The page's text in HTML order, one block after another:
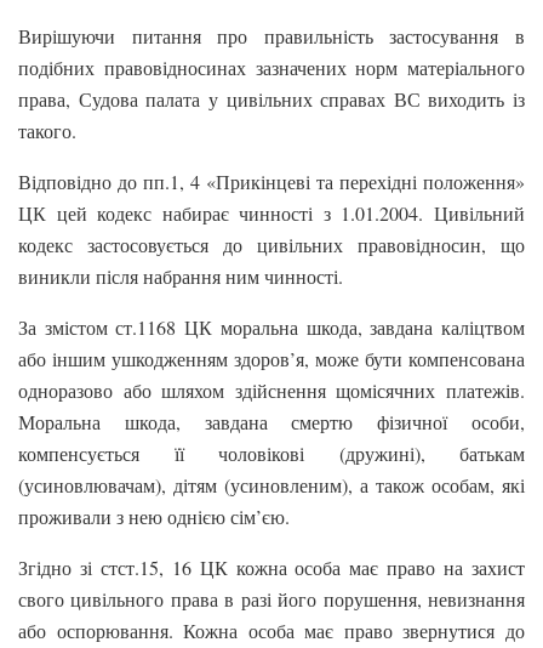
Вирішуючи питання про правильність застосування в
подібних правовідносинах зазначених норм матеріального
права, Судова палата у цивільних справах ВС виходить із
такого.
Відповідно до пп.1, 4 «Прикінцеві та перехідні положення»
ЦК цей кодекс набирає чинності з 1.01.2004. Цивільний
кодекс застосовується до цивільних правовідносин, що
виникли після набрання ним чинності.
За змістом ст.1168 ЦК моральна шкода, завдана каліцтвом
або іншим ушкодженням здоров’я, може бути компенсована
одноразово або шляхом здійснення щомісячних платежів.
Моральна шкода, завдана смертю фізичної особи,
компенсується її чоловікові (дружині), батькам
(усиновлювачам), дітям (усиновленим), а також особам, які
проживали з нею однією сім’єю.
Згідно зі стст.15, 16 ЦК кожна особа має право на захист
свого цивільного права в разі його порушення, невизнання
або оспорювання. Кожна особа має право звернутися до